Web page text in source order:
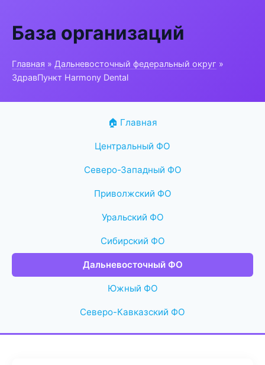
База организаций
Главная » Дальневосточный федеральный округ »
ЗдравПункт Harmony Dental
🏠 Главная
Центральный ФО
Северо-Западный ФО
Приволжский ФО
Уральский ФО
Сибирский ФО
Дальневосточный ФО
Южный ФО
Северо-Кавказский ФО